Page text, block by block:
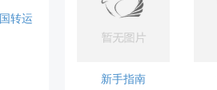
转运
新手指南